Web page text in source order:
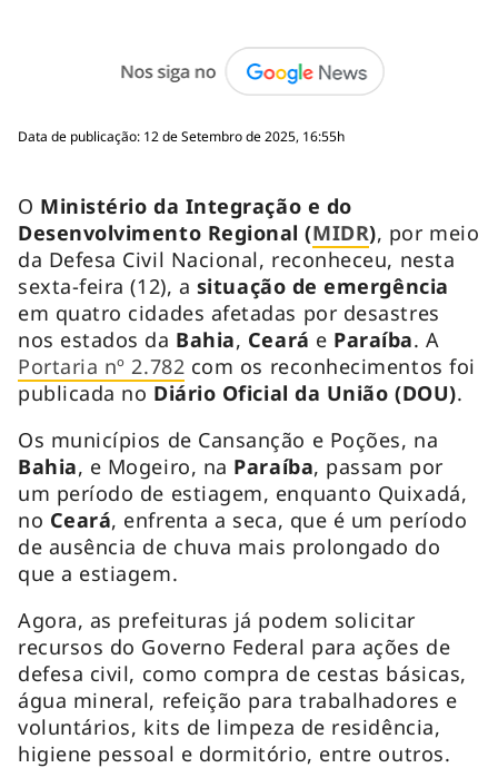
Data de publicação: 12 de Setembro de 2025, 16:55h
O Ministério da Integração e do
Desenvolvimento Regional (MIDR), por meio
da Defesa Civil Nacional, reconheceu, nesta
sexta-feira (12), a situação de emergência
em quatro cidades afetadas por desastres
nos estados da Bahia, Ceará e Paraíba. A
Portaria nº 2.782 com os reconhecimentos foi
publicada no Diário Oficial da União (DOU).
Os municípios de Cansanção e Poções, na
Bahia, e Mogeiro, na Paraíba, passam por
um período de estiagem, enquanto Quixadá,
no Ceará, enfrenta a seca, que é um período
de ausência de chuva mais prolongado do
que a estiagem.
Agora, as prefeituras já podem solicitar
recursos do Governo Federal para ações de
defesa civil, como compra de cestas básicas,
água mineral, refeição para trabalhadores e
voluntários, kits de limpeza de residência,
higiene pessoal e dormitório, entre outros.